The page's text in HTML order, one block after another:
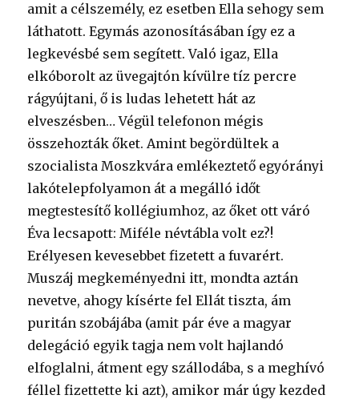
amit a célszemély, ez esetben Ella sehogy sem
láthatott. Egymás azonosításában így ez a
legkevésbé sem segített. Való igaz, Ella
elkóborolt az üvegajtón kívülre tíz percre
rágyújtani, ő is ludas lehetett hát az
elveszésben… Végül telefonon mégis
összehozták őket. Amint begördültek a
szocialista Moszkvára emlékeztető egyórányi
lakótelepfolyamon át a megálló időt
megtestesítő kollégiumhoz, az őket ott váró
Éva lecsapott: Miféle névtábla volt ez?!
Erélyesen kevesebbet fizetett a fuvarért.
Muszáj megkeményedni itt, mondta aztán
nevetve, ahogy kísérte fel Ellát tiszta, ám
puritán szobájába (amit pár éve a magyar
delegáció egyik tagja nem volt hajlandó
elfoglalni, átment egy szállodába, s a meghívó
féllel fizettette ki azt), amikor már úgy kezded